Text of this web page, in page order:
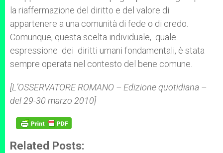
la riaffermazione del diritto e del valore di
appartenere a una comunità di fede o di credo.
Comunque, questa scelta individuale, quale
espressione dei diritti umani fondamentali, è stata
sempre operata nel contesto del bene comune.
[L’OSSERVATORE ROMANO – Edizione quotidiana –
del 29-30 marzo 2010]
Related Posts: